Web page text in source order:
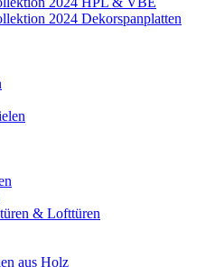
2024 Dekorspanplatten
& Lofttüren
aus Holz